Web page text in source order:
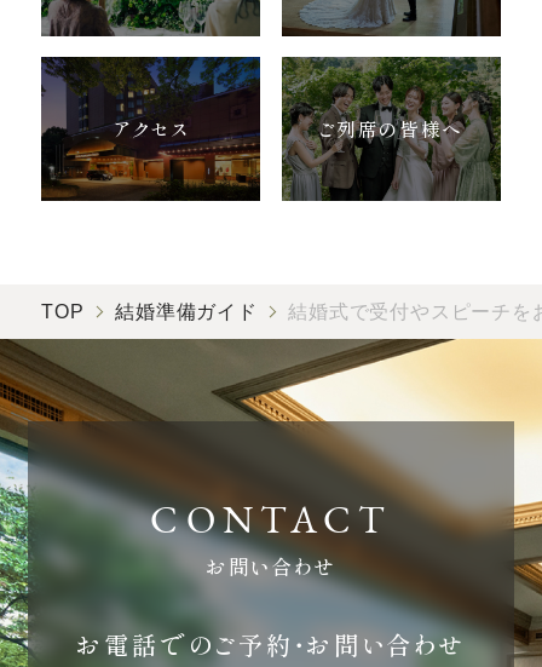
アクセス ご列席の皆様へ
TOP 結婚準備ガイド 結婚式で受付やスピーチを
お問い合わせ
お電話でのご予約・お問い合わせ